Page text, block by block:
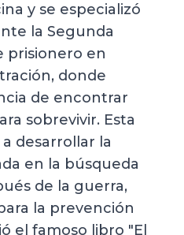
y se especializó
la Segunda
prisionero en
donde
de encontrar
sobrevivir. Esta
desarrollar la
en la búsqueda
de la guerra,
la prevención
el famoso libro "El